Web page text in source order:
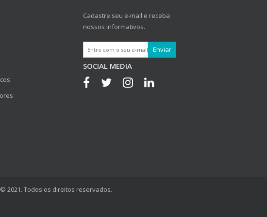
Cadastre seu e-mail e receba
nossos informativos.
SOCIAL MEDIA
2021. Todos os direitos reservados.